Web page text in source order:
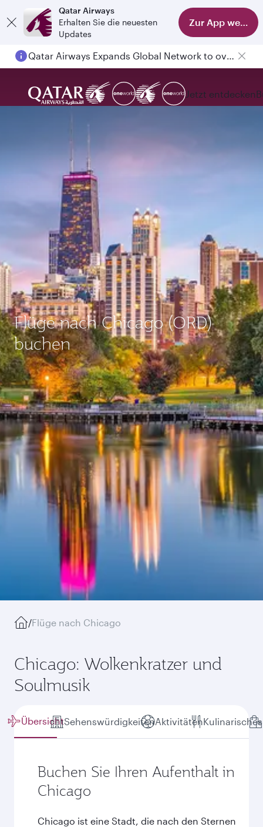
Qatar Airways
Erhalten Sie die neuesten
Updates
Zur App
Jetzt entdecken
Flüge nach Chicago (ORD)
buchen
/Flüge nach Chicago
Chicago: Wolkenkratzer und
Soulmusik
ÜbersichtSehenswürdigkeitenAktivitätenKulinarisches
Buchen Sie Ihren Aufenthalt in
Chicago
Chicago ist eine Stadt, die nach den Sternen